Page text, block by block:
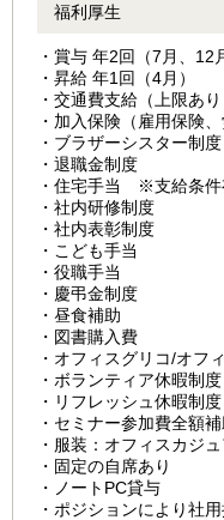
福利厚生
・賞与 年2回（7月、
・昇給 年1回（4月）
・交通費支給（上限あり
・加入保険（雇用保険
・ブラザーシスター制度
・退職金制度
・住宅手当 ※支給条件
・社内研修制度
・社内表彰制度
・こども手当
・役職手当
・慶弔金制度
・昼食補助
・図書購入費
・オフィスグリコ/オフ
・ボランティア休暇制度
・リフレッシュ休暇制度
・セミナー参加費全額
・服装：オフィスカジ
・固定の自席あり
・ノートPC貸与
・ポジションにより社